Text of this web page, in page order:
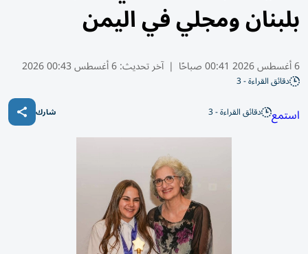
بلبنان ومجلي في اليمن
6 أغسطس 2026 00:41 صباحًا | آخر تحديث:6 أغسطس 00:43 2026
دقائق القراءة - 3
استمع دقائق القراءة - 3 شارك